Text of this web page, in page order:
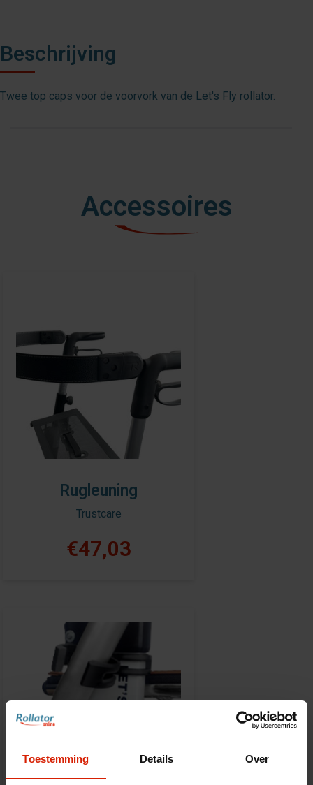
Toestemming Details Over
Beschrijving
Twee top caps voor de voorvork van de Let's Fly rollator.
Accessoires
Rugleuning
Trustcare
€47,03